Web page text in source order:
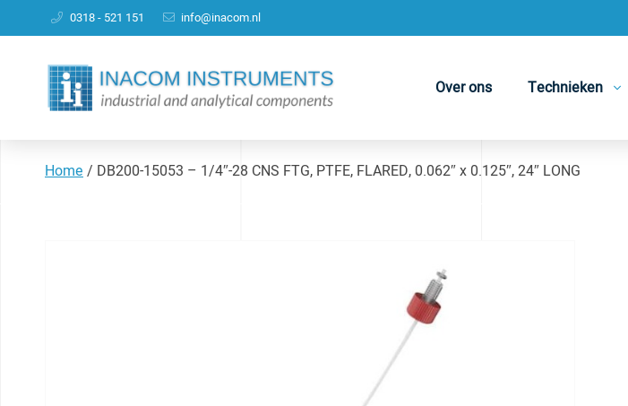
0318 - 521 151 info@inacom.nl
Over ons Technieken
Home/ DB200-15053 – 1/4″-28 CNS FTG, PTFE, FLARED, 0.062″ x 0.125″, 24″ LONG